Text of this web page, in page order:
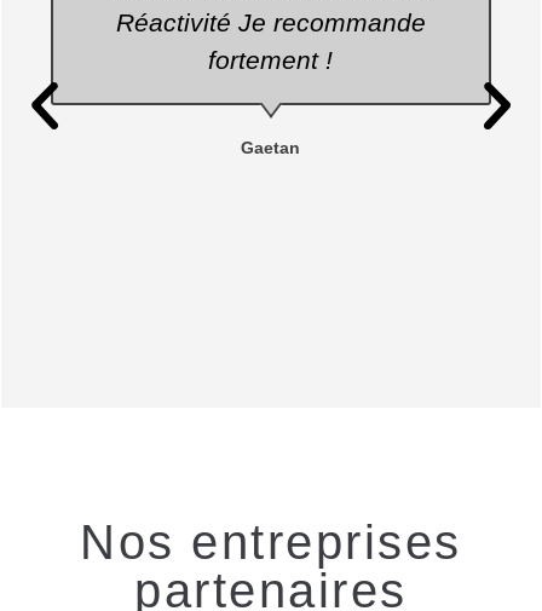
Eric est ponctuel, disponible et à
l'écoute. Le travail est soigné et
rapide !. Je recommande
chaudement la société AVIK
Nos entreprises
partenaires